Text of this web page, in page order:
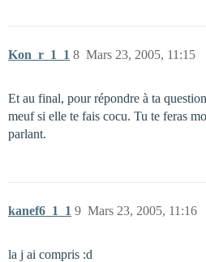
Kon_r_1_1 Mars 23, 2005, 11:15
8
Et au final, pour répondre à ta
meuf si elle te fais cocu. Tu te feras
parlant.
kanef6_1_1 Mars 23, 2005, 11:16
9
la j ai compris :d